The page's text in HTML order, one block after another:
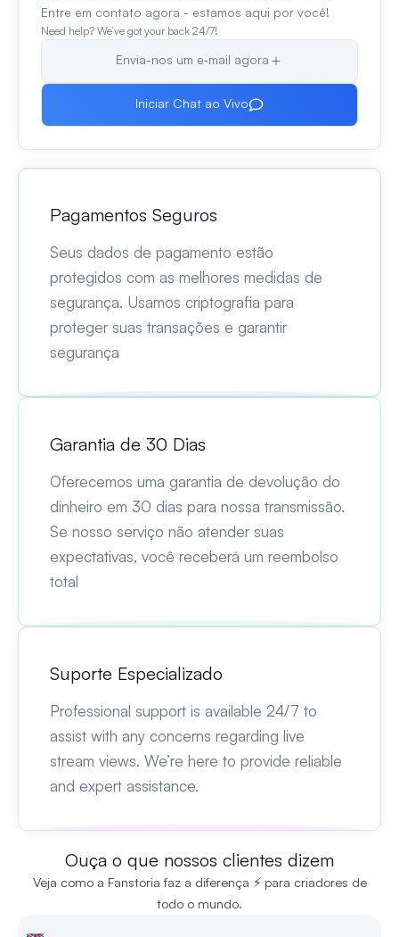
Entre em contato agora - estamos aqui por você!
Need help? We’ve got your back 24/7!
Envia-nos um e‑mail agora
Iniciar Chat ao Vivo
Pagamentos Seguros
Seus dados de pagamento estão
protegidos com as melhores medidas de
segurança. Usamos criptografia para
proteger suas transações e garantir
segurança
Garantia de 30 Dias
Oferecemos uma garantia de devolução do
dinheiro em 30 dias para nossa transmissão.
Se nosso serviço não atender suas
expectativas, você receberá um reembolso
total
Suporte Especializado
Professional support is available 24/7 to
assist with any concerns regarding live
stream views. We’re here to provide reliable
and expert assistance.
Ouça o que nossos clientes dizem
Veja como a Fanstoria faz a diferença ⚡ para criadores de
todo o mundo.